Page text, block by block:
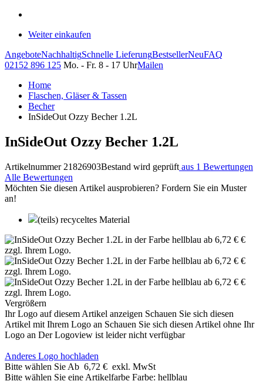
Weiter einkaufen
AngeboteNachhaltigSchnelle LieferungBestsellerNeuFAQ
02152 896 125 Mo. - Fr. 8 - 17 UhrMailen
Home
Flaschen, Gläser & Tassen
Becher
InSideOut Ozzy Becher 1.2L
InSideOut Ozzy Becher 1.2L
Artikelnummer 21826903Bestand wird geprüft aus 1 Bewertungen
Alle Bewertungen
Möchten Sie diesen Artikel ausprobieren? Fordern Sie ein Muster
an!
(teils) recyceltes Material
Vergrößern
Ihr Logo auf diesem Artikel anzeigen Schauen Sie sich diesen
Artikel mit Ihrem Logo an Schauen Sie sich diesen Artikel ohne Ihr
Logo an Der Logoview ist leider nicht verfügbar
Anderes Logo hochladen
Bitte wählen Sie Ab 6,72 € exkl. MwSt
Bitte wählen Sie eine Artikelfarbe Farbe: hellblau